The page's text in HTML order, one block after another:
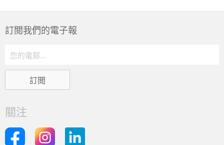
訂閲我們的電子報
關注